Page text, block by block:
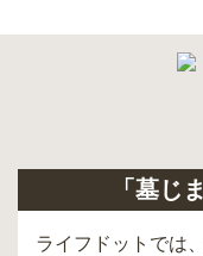
「墓じ
ライフドットでは、